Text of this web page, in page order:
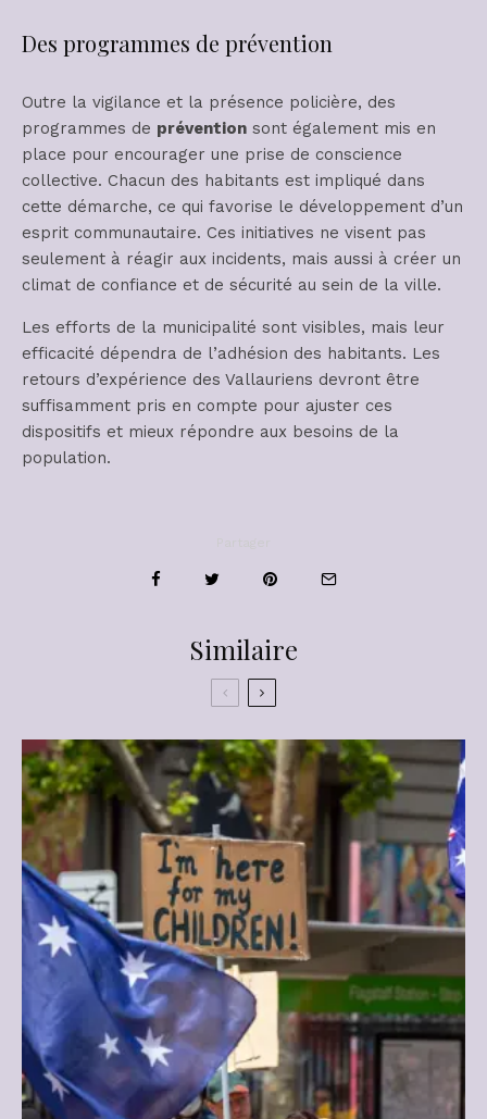
Des programmes de prévention
Outre la vigilance et la présence policière, des
programmes de prévention sont également mis en
place pour encourager une prise de conscience
collective. Chacun des habitants est impliqué dans
cette démarche, ce qui favorise le développement d’un
esprit communautaire. Ces initiatives ne visent pas
seulement à réagir aux incidents, mais aussi à créer un
climat de confiance et de sécurité au sein de la ville.
Les efforts de la municipalité sont visibles, mais leur
efficacité dépendra de l’adhésion des habitants. Les
retours d’expérience des Vallauriens devront être
suffisamment pris en compte pour ajuster ces
dispositifs et mieux répondre aux besoins de la
population.
Similaire